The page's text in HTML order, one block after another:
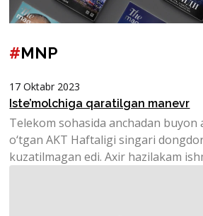
#MNP
17 Oktabr 2023
Iste’molchiga qaratilgan manevr
Telekom sohasida anchadan
o‘tgan AKT Haftaligi singari
kuzatilmagan edi. Axir hazilakam